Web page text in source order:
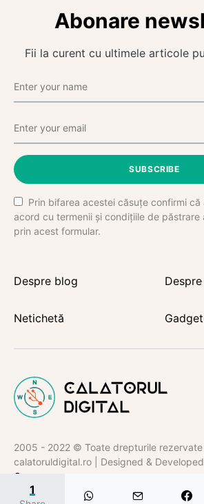
Abonare
Fii la curent cu ultimele articole
SUBSCRIBE
Prin bifarea acestei căsuțe confirmi
acord cu termenii și condițiile de
prin acest formular.
Despre blog
Netichetă
2005 - 2022 © Toate drepturile rezervate
calatoruldigital.ro | Designed &
Co.
1